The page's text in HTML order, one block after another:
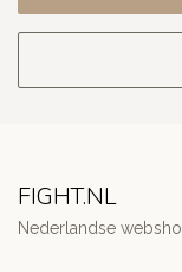
FIGHT.NL
Nederlandse